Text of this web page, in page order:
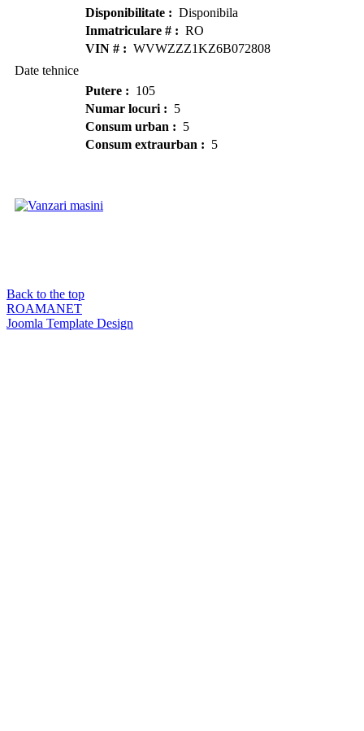
Disponibilitate : Disponibila
Inmatriculare # : RO
VIN # : WVWZZZ1KZ6B072808
Date tehnice
Putere : 105
Numar locuri : 5
Consum urban : 5
Consum extraurban : 5
Back to the top
ROAMANET
Joomla Template Design